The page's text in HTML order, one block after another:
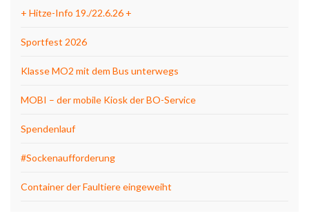
+ Hitze-Info 19./22.6.26 +
Sportfest 2026
Klasse MO2 mit dem Bus unterwegs
MOBI – der mobile Kiosk der BO-Service
Spendenlauf
#Sockenaufforderung
Container der Faultiere eingeweiht